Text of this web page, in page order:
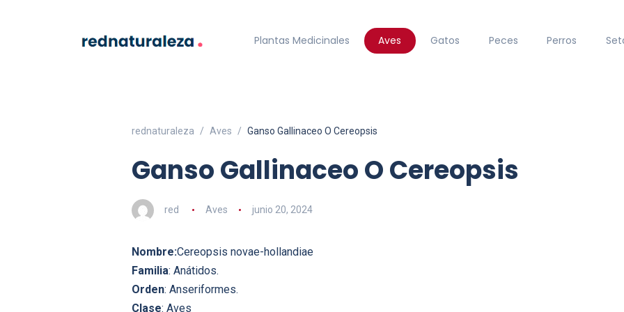
Plantas Medicinales Aves Gatos Peces Perros
rednaturaleza Aves Ganso Gallinaceo O Cereopsis
Ganso Gallinaceo O Cereopsis
red Aves junio 20, 2024
Nombre:Cereopsis novae-hollandiae
Familia: Anátidos.
Orden: Anseriformes.
Clase: Aves